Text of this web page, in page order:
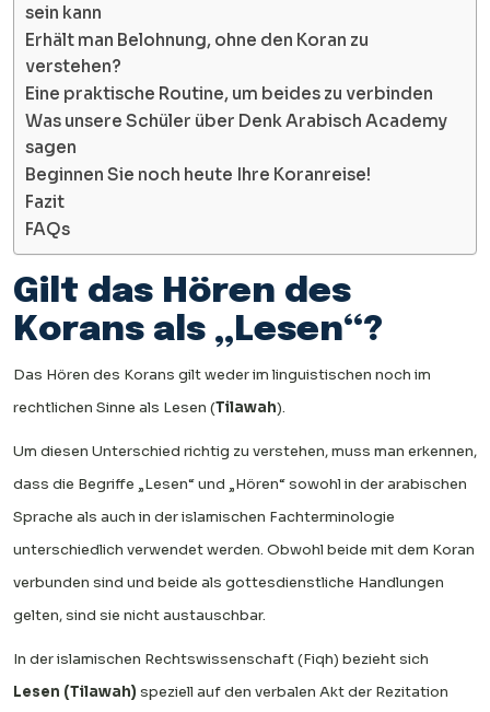
sein kann
Erhält man Belohnung, ohne den Koran zu
verstehen?
Eine praktische Routine, um beides zu verbinden
Was unsere Schüler über Denk Arabisch Academy
sagen
Beginnen Sie noch heute Ihre Koranreise!
Fazit
FAQs
Gilt das Hören des
Korans als „Lesen“?
Das Hören des Korans gilt weder im linguistischen noch im
rechtlichen Sinne als Lesen (Tilawah).
Um diesen Unterschied richtig zu verstehen, muss man erkennen,
dass die Begriffe „Lesen“ und „Hören“ sowohl in der arabischen
Sprache als auch in der islamischen Fachterminologie
unterschiedlich verwendet werden. Obwohl beide mit dem Koran
verbunden sind und beide als gottesdienstliche Handlungen
gelten, sind sie nicht austauschbar.
In der islamischen Rechtswissenschaft (Fiqh) bezieht sich
Lesen (Tilawah) speziell auf den verbalen Akt der Rezitation